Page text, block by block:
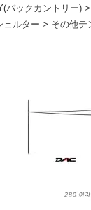
バックカントリー) >
ェルター > その他テ